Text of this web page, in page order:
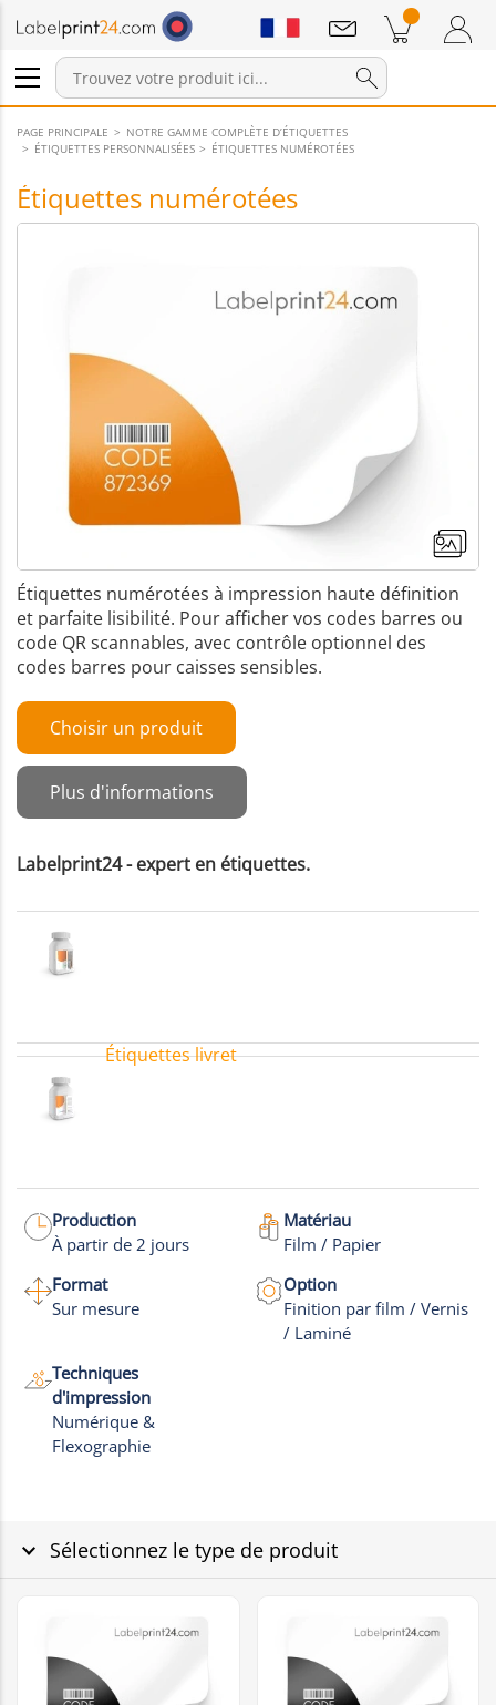
Connexion / Inscription
Produits dans le panier
Annonces
PAGE PRINCIPALE
NOTRE GAMME COMPLÈTE D’ÉTIQUETTES
ÉTIQUETTES PERSONNALISÉES
ÉTIQUETTES NUMÉROTÉES
Étiquettes numérotées
Étiquettes numérotées à impression haute définition
et parfaite lisibilité. Pour afficher vos codes barres ou
code QR scannables, avec contrôle optionnel des
codes barres pour caisses sensibles.
Choisir un produit
Plus d'informations
Labelprint24 - expert en étiquettes.
Étiquettes livret
Production
À partir de 2 jours
Matériau
Film / Papier
Format
Sur mesure
Option
Finition par film / Vernis
/ Laminé
Techniques
d'impression
Numérique &
Flexographie
Sélectionnez le type de produit